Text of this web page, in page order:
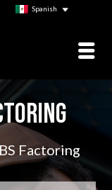
Spanish
Factoring